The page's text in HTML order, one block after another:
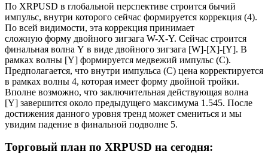
По XRPUSD в глобальной перспективе строится бычий
импульс, внутри которого сейчас формируется коррекция (4).
По всей видимости, эта коррекция принимает
сложную форму двойного зигзага W-X-Y. Сейчас строится
финальная волна Y в виде двойного зигзага [W]-[X]-[Y]. В
рамках волны [Y] формируется медвежий импульс (C).
Предполагается, что внутри импульса (C) цена корректируется
в рамках волны 4, которая имеет форму двойной тройки.
Вполне возможно, что заключительная действующая волна
[Y] завершится около предыдущего максимума 1.545. После
достижения данного уровня тренд может смениться и мы
увидим падение в финальной подволне 5.
Торговый план по XRPUSD на сегодня: